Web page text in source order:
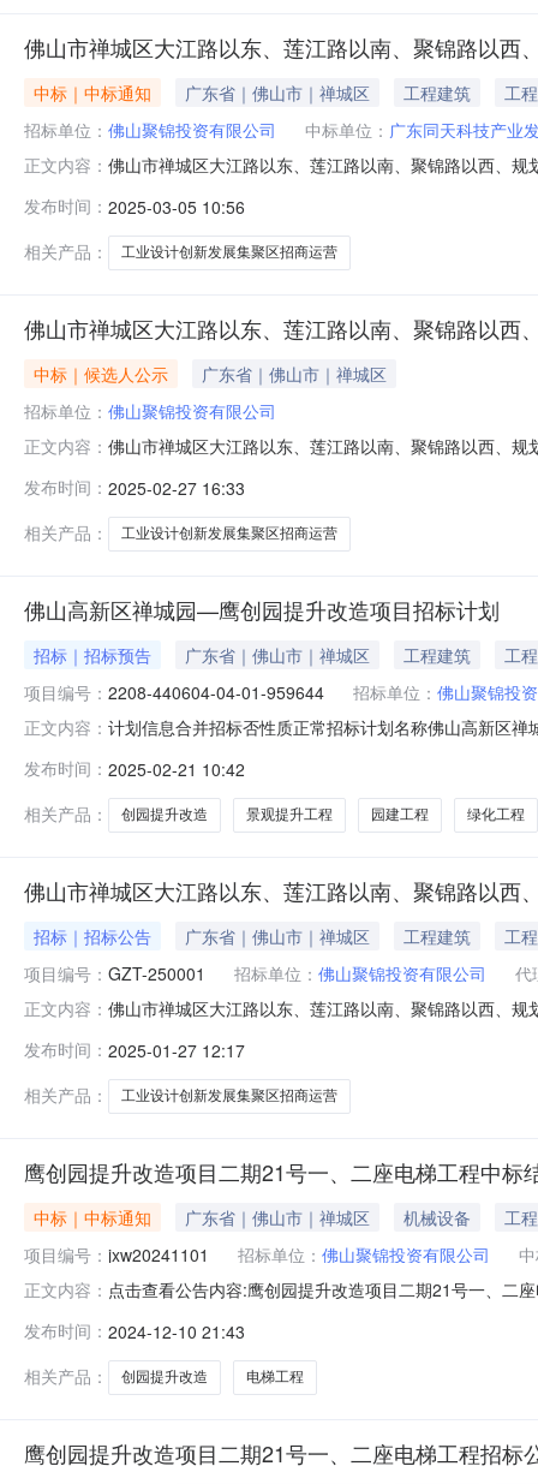
佛山市禅城区大江路以东、莲江路以南、聚锦路以
中标｜中标通知 广东省｜佛山市｜禅城区 工程建筑
工程
招标单位： 佛山聚锦投资有限公司 中标单位： 广东同天科技产业
正文内容： 佛山市禅城区大江路以东、莲江路以南、聚锦路以西、
从2025年03月05日至2025年03月08日止佛山市禅城区
结束，定标委员会推荐了竞得候选人
发布时间： 2025-03-05 10:56
相关产品：
工业设计创新发展集聚区招商运营
佛山市禅城区大江路以东、莲江路以南、聚锦路以
中标｜候选人公示
广东省｜佛山市｜禅城区
招标单位： 佛山聚锦投资有限公司
正文内容： 佛山市禅城区大江路以东、莲江路以南、聚锦路以西、
间：从2025年2月27日至2025年3月2日止。佛山市禅城
已经结束，经组织专家评审，评标委员会推
发布时间： 2025-02-27 16:33
相关产品：
工业设计创新发展集聚区招商运营
佛山高新区禅城园—鹰创园提升改造项目招标计划
招标｜招标预告 广东省｜佛山市｜禅城区 工程建筑
工程
项目编号： 2208-440604-04-01-959644 招标单位： 佛山聚锦投
正文内容： 计划信息合并招标否性质正常招标计划名称佛山高新区
项目否投资项目代码2208-440604-04-01-959644招标项
发布时间： 2025-02-21 10:42
相关产品：
创园提升改造 景观提升工程 园建工程 绿化工程
佛山市禅城区大江路以东、莲江路以南、聚锦路以
招标｜招标公告 广东省｜佛山市｜禅城区 工程建筑
工程
项目编号： GZT-250001 招标单位： 佛山聚锦投资有限公司
代
正文内容： 佛山市禅城区大江路以东、莲江路以南、聚锦路以西、
招标，欢迎符合资格条件的意向竞投人报名参加。一、
业设计创新发展集聚区招商运营项目（二）
发布时间： 2025-01-27 12:17
相关产品：
工业设计创新发展集聚区招商运营
鹰创园提升改造项目二期21号一、二座电梯工程中标
中标｜中标通知 广东省｜佛山市｜禅城区 机械设备
工程
项目编号： jxw20241101 招标单位： 佛山聚锦投资有限公司
正文内容： 点击查看公告内容:鹰创园提升改造项目二期21号一、二
电梯（中国）有限公司，投标报价：1588699.48元工期/
发布时间： 2024-12-10 21:43
相关产品：
创园提升改造 电梯工程
鹰创园提升改造项目二期21号一、二座电梯工程招标